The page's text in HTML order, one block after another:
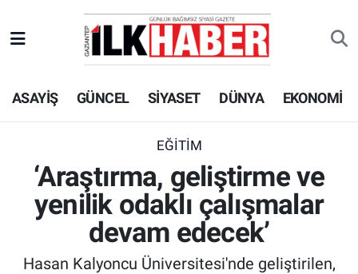
ASAYİŞ GÜNCEL SİYASET DÜNYA EKONOMİ
EĞİTİM
‘Araştırma, geliştirme ve
yenilik odaklı çalışmalar
devam edecek’
Hasan Kalyoncu Üniversitesi'nde geliştirilen,
EKONOMİ
SİYASET
SPOR
TEKNOLOJİ
ASAYİŞ
Beyoğlu Hava Durumu
Beyoğlu Trafik Yoğunluk Haritası
Süper Lig Puan Durumu ve Fikstür
Tüm Manşetler
Son Dakika Haberleri
Haber Arşivi